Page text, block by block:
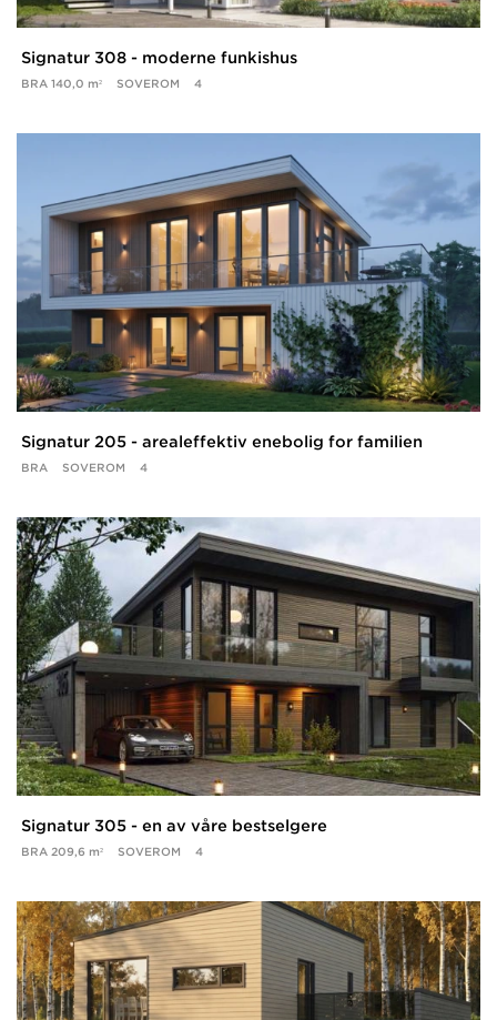
Signatur 308 - moderne funkishus
BRA 140,0 m² SOVEROM 4
Signatur 205 - arealeffektiv enebolig for familien
BRA SOVEROM 4
Signatur 305 - en av våre bestselgere
BRA 209,6 m² SOVEROM 4